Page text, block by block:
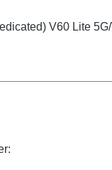
V60 Lite